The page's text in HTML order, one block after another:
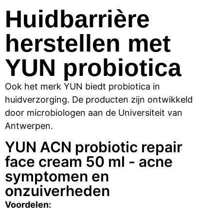
Huidbarrière
herstellen met
YUN probiotica
Ook het merk YUN biedt probiotica in
huidverzorging. De producten zijn ontwikkeld
door microbiologen aan de Universiteit van
Antwerpen.
YUN ACN probiotic repair
face cream 50 ml - acne
symptomen en
onzuiverheden
Voordelen: